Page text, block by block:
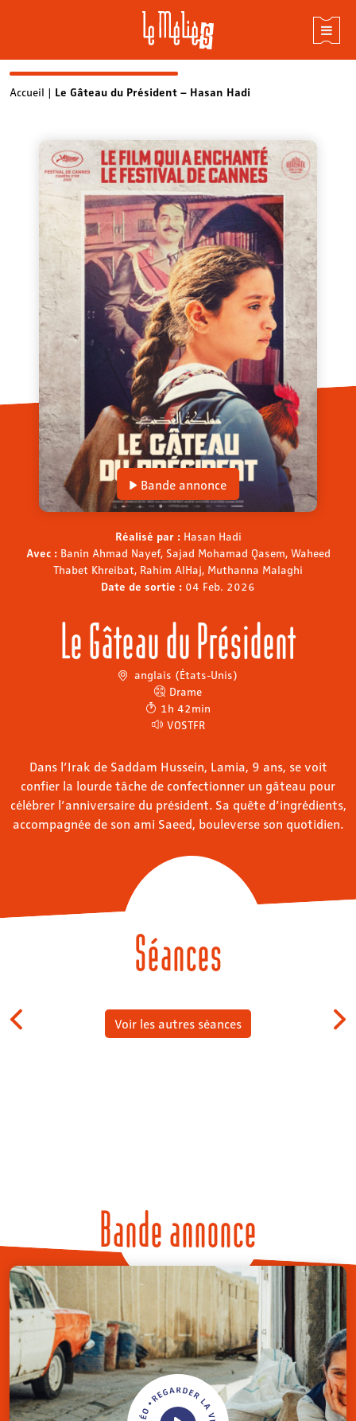
SkipAccueil | Le Gâteau du Président – Hasan Hadi
Bande annonce
Réalisé par : Hasan Hadi
Avec : Banin Ahmad Nayef, Sajad Mohamad Qasem, Waheed
Thabet Khreibat, Rahim AlHaj, Muthanna Malaghi
Date de sortie : 04 Feb. 2026
Le Gâteau du Président
anglais (États-Unis)
Drame
1h 42min
VOSTFR
Dans l’Irak de Saddam Hussein, Lamia, 9 ans, se voit
confier la lourde tâche de confectionner un gâteau pour
célébrer l’anniversaire du président. Sa quête d’ingrédients,
accompagnée de son ami Saeed, bouleverse son quotidien.
Séances
Voir les autres séances
Bande annonce